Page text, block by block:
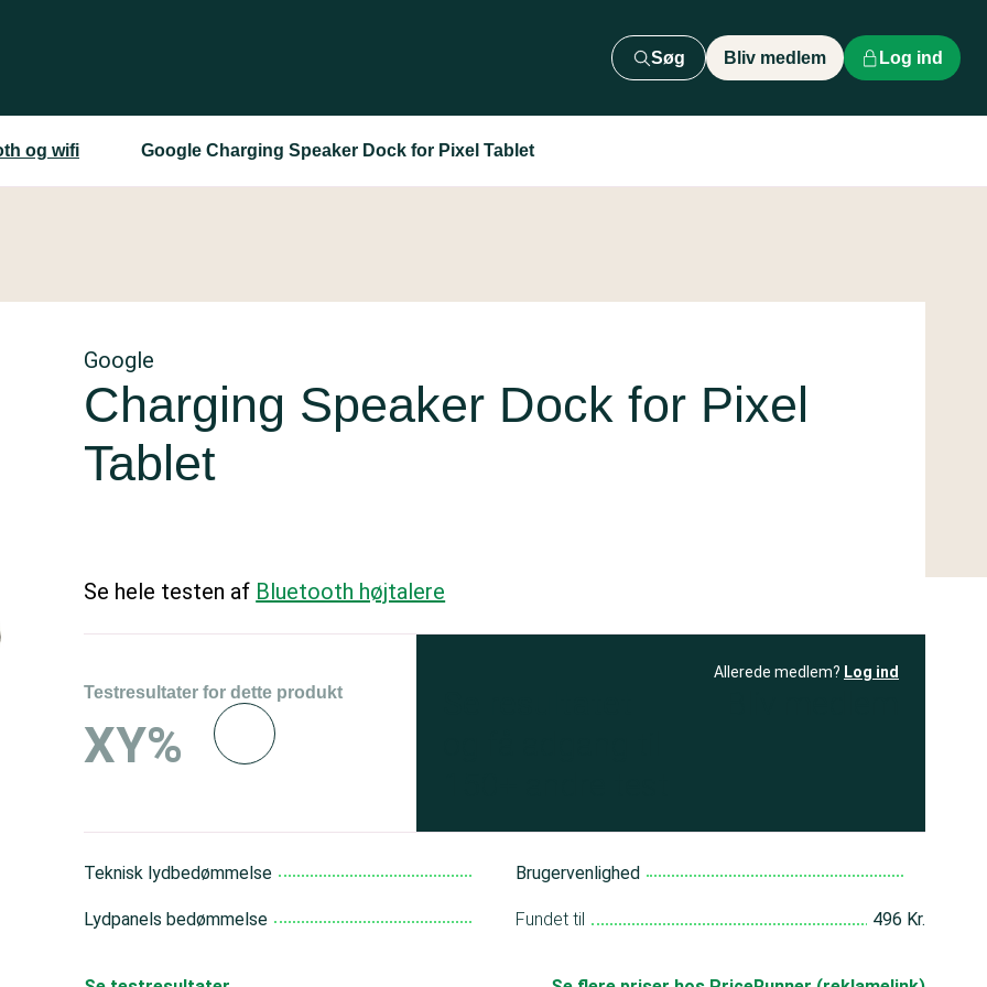
Søg Bliv medlem Log ind
og wifi Google Charging Speaker Dock for Pixel Tablet
Google
Charging Speaker Dock for Pixel
Tablet
Se hele testen af Bluetooth højtalere
Testresultater for dette produkt
XY%
Allerede medlem? Log ind
Teknisk lydbedømmelse
Lydpanels bedømmelse
Brugervenlighed
Fundet til 496 Kr.